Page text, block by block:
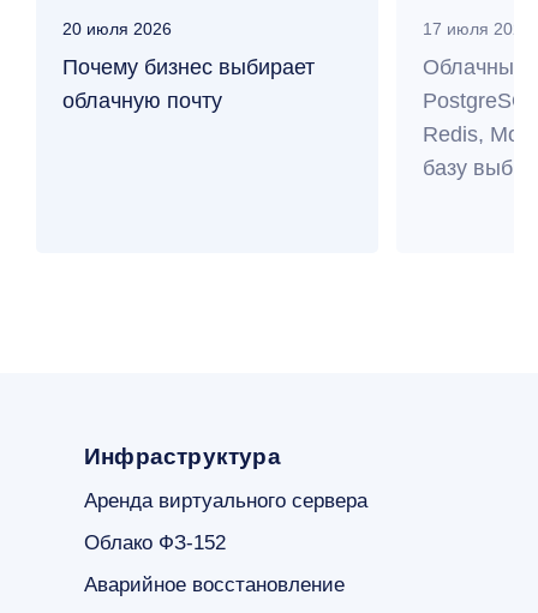
20 июля 2026
Почему бизнес выбирает
облачную почту
17 июля 2026
Облачные
Redis,
базу
Инфраструктура
Аренда виртуального сервера
Облако ФЗ-152
Аварийное восстановление